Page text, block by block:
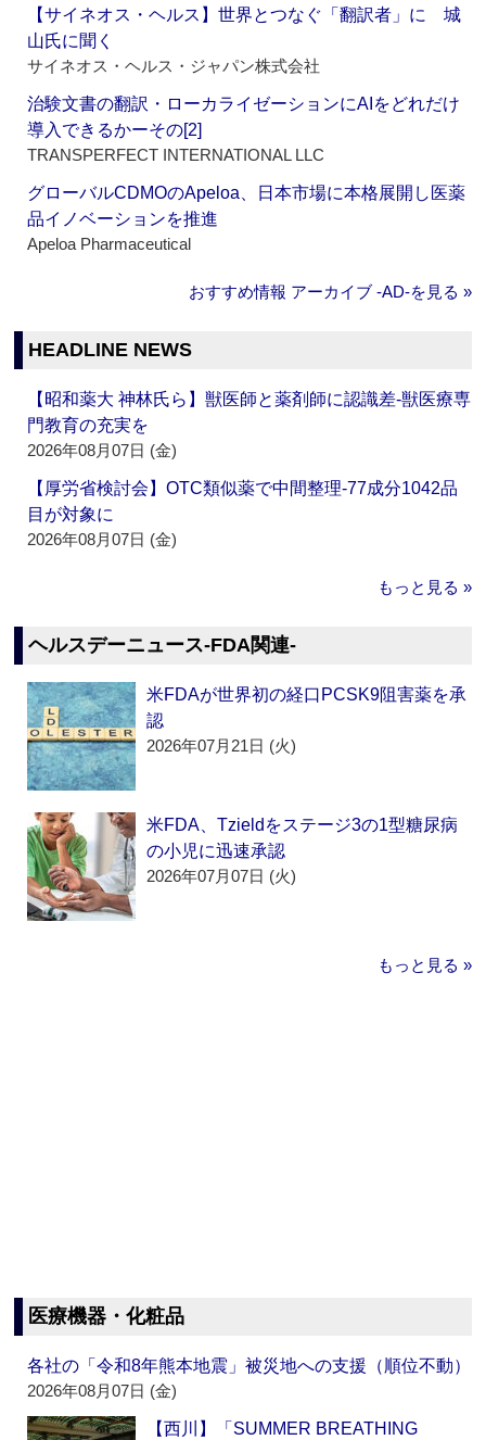
【サイネオス・ヘルス】世界とつなぐ「翻訳者」に 城
山氏に聞く
サイネオス・ヘルス・ジャパン株式会社
治験文書の翻訳・ローカライゼーションにAIをどれだけ
導入できるかーその[2]
TRANSPERFECT INTERNATIONAL LLC
グローバルCDMOのApeloa、日本市場に本格展開し医薬
品イノベーションを推進
Apeloa Pharmaceutical
おすすめ情報 アーカイブ ‐AD‐を見る »
HEADLINE NEWS
【昭和薬大 神林氏ら】獣医師と薬剤師に認識差‐獣医療専
門教育の充実を
2026年08月07日 (金)
【厚労省検討会】OTC類似薬で中間整理‐77成分1042品
目が対象に
2026年08月07日 (金)
もっと見る »
ヘルスデーニュース‐FDA関連‐
米FDAが世界初の経口PCSK9阻害薬を承
認
2026年07月21日 (火)
米FDA、Tzieldをステージ3の1型糖尿病
の小児に迅速承認
2026年07月07日 (火)
もっと見る »
医療機器・化粧品
各社の「令和8年熊本地震」被災地への支援（順位不動）
2026年08月07日 (金)
【西川】「SUMMER BREATHING